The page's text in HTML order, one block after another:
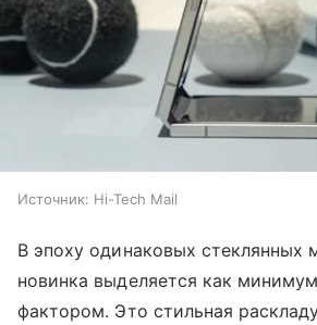
Источник: Hi-Tech Mail
В эпоху одинаковых стеклянных
новинка выделяется как
фактором. Это стильная